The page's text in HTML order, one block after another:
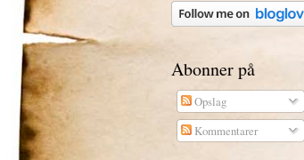
Abonner på
Opslag
Kommentarer